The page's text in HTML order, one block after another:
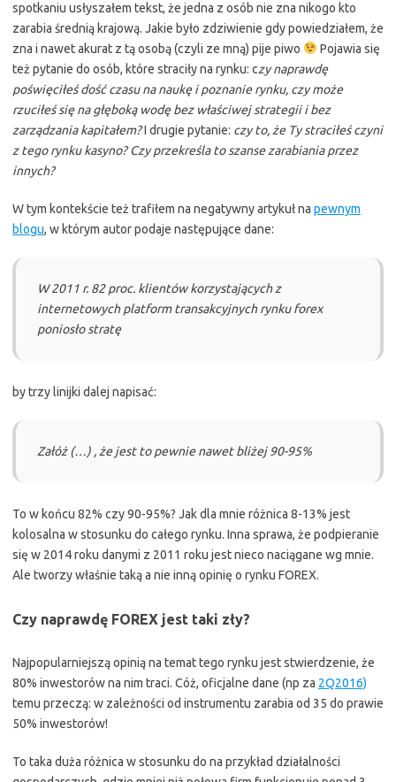
spotkaniu usłyszałem tekst, że jedna z osób nie zna nikogo kto
zarabia średnią krajową. Jakie było zdziwienie gdy powiedziałem, że
zna i nawet akurat z tą osobą (czyli ze mną) pije piwo
Pojawia się
też pytanie do osób, które straciły na rynku: czy naprawdę
poświęciłeś dość czasu na naukę i poznanie rynku, czy może
rzuciłeś się na głęboką wodę bez właściwej strategii i bez
zarządzania kapitałem?I drugie pytanie: czy to, że Ty straciłeś czyni
z tego rynku kasyno? Czy przekreśla to szanse zarabiania przez
innych?
W tym kontekście też trafiłem na negatywny artykuł na pewnym
blogu, w którym autor podaje następujące dane:
W 2011 r. 82 proc. klientów korzystających z
internetowych platform transakcyjnych rynku forex
poniosło stratę
by trzy linijki dalej napisać:
Załóż (…) , że jest to pewnie nawet bliżej 90-95%
To w końcu 82% czy 90-95%? Jak dla mnie różnica 8-13% jest
kolosalna w stosunku do całego rynku. Inna sprawa, że podpieranie
się w 2014 roku danymi z 2011 roku jest nieco naciągane wg mnie.
Ale tworzy właśnie taką a nie inną opinię o rynku FOREX.
Czy naprawdę FOREX jest taki zły?
Najpopularniejszą opinią na temat tego rynku jest stwierdzenie, że
80% inwestorów na nim traci. Cóż, oficjalne dane (np za 2Q2016)
temu przeczą: w zależności od instrumentu zarabia od 35 do prawie
50% inwestorów!
To taka duża różnica w stosunku do na przykład działalności